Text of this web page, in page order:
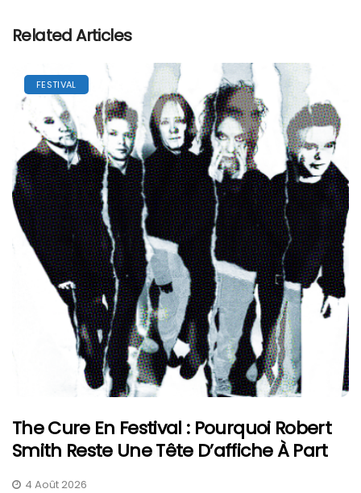
Related Articles
FESTIVAL
The Cure En Festival : Pourquoi Robert
Smith Reste Une Tête D’affiche À Part
4 Août 2026